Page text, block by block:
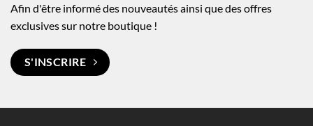
Afin d'être informé des nouveautés ainsi que des offres
exclusives sur notre boutique !
S'INSCRIRE